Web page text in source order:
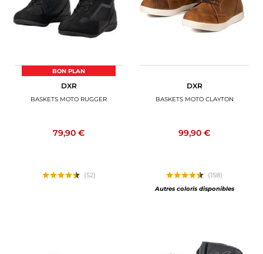
BON PLAN
DXR
BASKETS MOTO RUGGER
79,90 €
(52)
DXR
BASKETS MOTO CLAYTON
99,90 €
(158)
Autres coloris disponibles